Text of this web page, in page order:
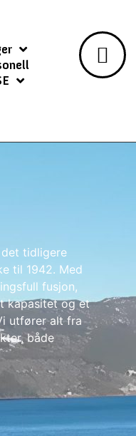
tidligere
til 1942. Med
fusjon,
kapasitet og et
utfører alt fra
både